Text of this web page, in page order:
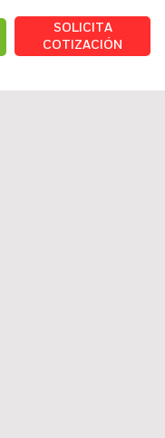
SOLICITA
COTIZACIÓN